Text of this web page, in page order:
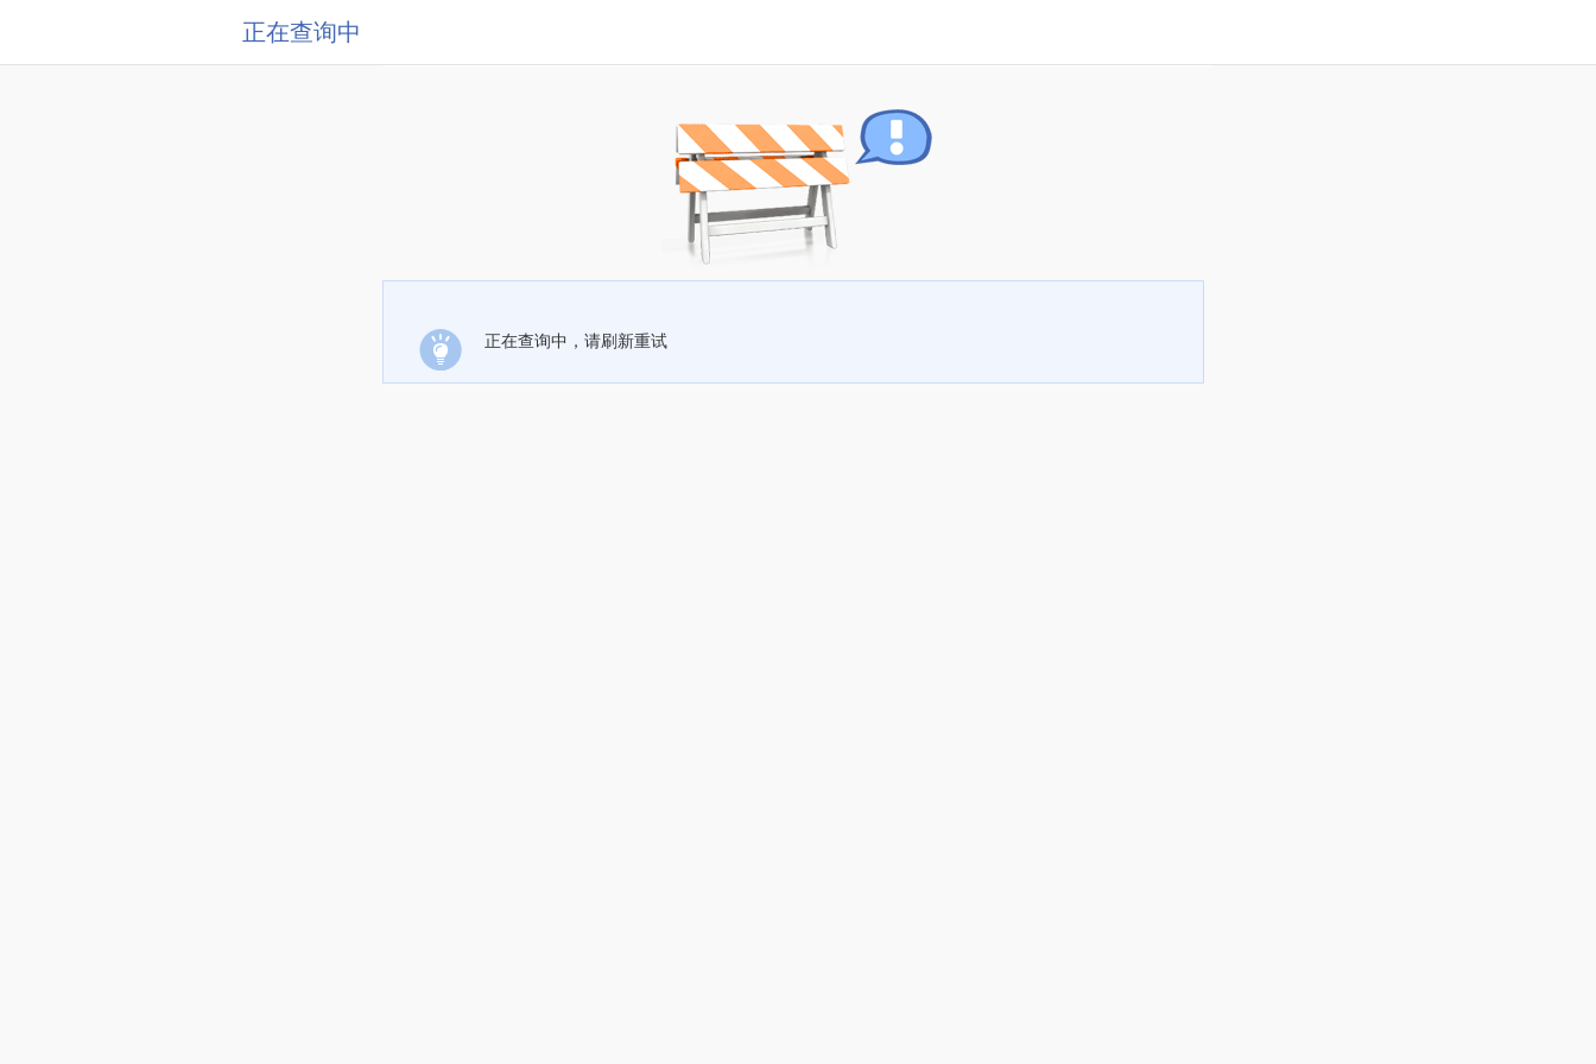
正在查询中
正在查询中，请刷新重试